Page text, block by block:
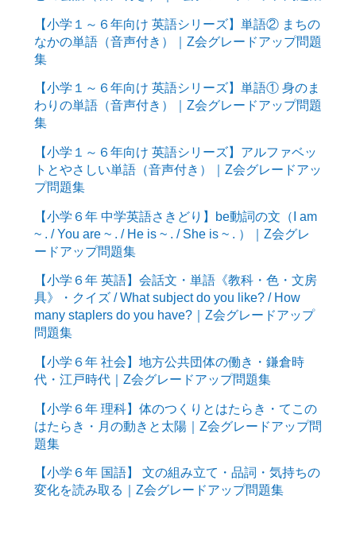
【小学１～６年向け 英語シリーズ】単語② まちの
なかの単語（音声付き）｜Z会グレードアップ問題
集
【小学１～６年向け 英語シリーズ】単語① 身のま
わりの単語（音声付き）｜Z会グレードアップ問題
集
【小学１～６年向け 英語シリーズ】アルファベッ
トとやさしい単語（音声付き）｜Z会グレードアッ
プ問題集
【小学６年 中学英語さきどり】be動詞の文（I am
~ . / You are ~ . / He is ~ . / She is ~ . ）｜Z会グレ
ードアップ問題集
【小学６年 英語】会話文・単語《教科・色・文房
具》・クイズ / What subject do you like? / How
many staplers do you have?｜Z会グレードアップ
問題集
【小学６年 社会】地方公共団体の働き・鎌倉時
代・江戸時代｜Z会グレードアップ問題集
【小学６年 理科】体のつくりとはたらき・てこの
はたらき・月の動きと太陽｜Z会グレードアップ問
題集
【小学６年 国語】 文の組み立て・品詞・気持ちの
変化を読み取る｜Z会グレードアップ問題集